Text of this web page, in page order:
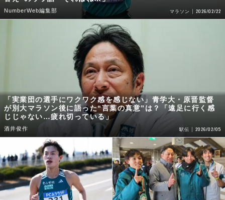
NumberWeb編集部 マラソン 2026/02/22
「実業団の選手にワクワク感を感じない」青学大・原晋監督
が別大マラソン後に語った“言葉の真意”は？「遠足に行く感
じじゃない…疲れ切っている」
酒井俊作 駅伝 2026/02/05